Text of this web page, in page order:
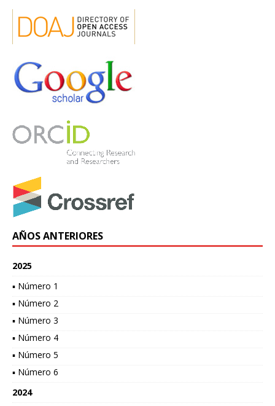
AÑOS ANTERIORES
2025
▪ Número 1
▪ Número 2
▪ Número 3
▪ Número 4
▪ Número 5
▪ Número 6
2024